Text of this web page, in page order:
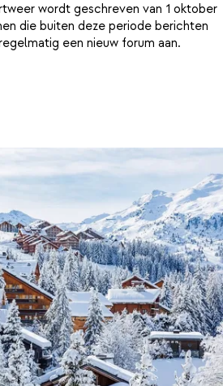
wordt geschreven van 1 oktober
die buiten deze periode berichten
een nieuw forum aan.